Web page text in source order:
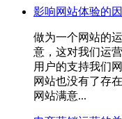
影响网站体验的
做为一个网站的
意，这对我们运
用户的支持我们
网站也没有了存
网站满意...